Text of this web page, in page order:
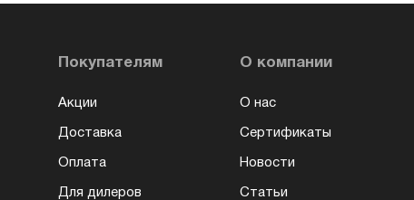
Покупателям
Акции
Доставка
Оплата
Для дилеров
О компании
О нас
Сертификаты
Новости
Статьи